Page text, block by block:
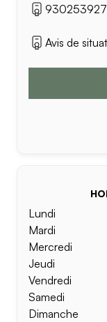
Avis de
Lundi
Mardi
Mercredi
Jeudi
Vendredi
Samedi
Dimanche